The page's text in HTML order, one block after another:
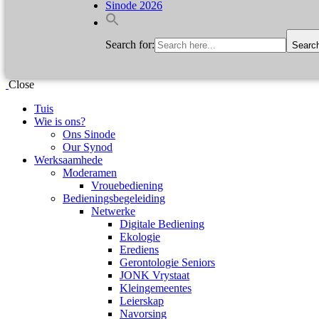
Sinode 2026
Search for:
Close
Tuis
Wie is ons?
Ons Sinode
Our Synod
Werksaamhede
Moderamen
Vrouebediening
Bedieningsbegeleiding
Netwerke
Digitale Bediening
Ekologie
Erediens
Gerontologie Seniors
JONK Vrystaat
Kleingemeentes
Leierskap
Navorsing